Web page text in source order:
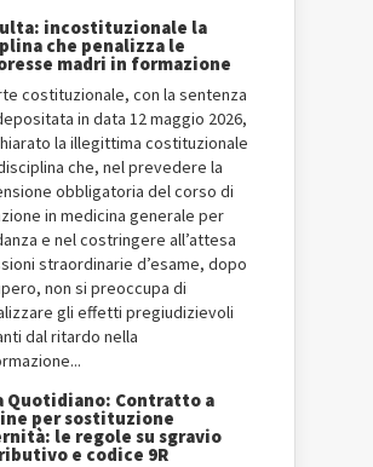
incostituzionale la
che penalizza le
madri in formazione
costituzionale, con la sentenza
in data 12 maggio 2026,
la illegittima costituzionale
che, nel prevedere la
obbligatoria del corso di
in medicina generale per
e nel costringere all’attesa
straordinarie d’esame, dopo
non si preoccupa di
gli effetti pregiudizievoli
dal ritardo nella
Quotidiano: Contratto a
per sostituzione
le regole su sgravio
e codice 9R